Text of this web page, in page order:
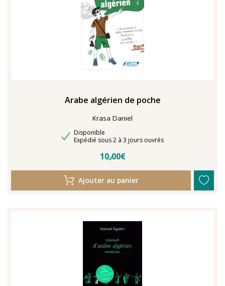
Arabe algérien de poche
Krasa Daniel
Disponibilité
Disponible
Délais de livraison
Expédié sous 2 à 3 jours ouvrés
10٫00€
Ajouter au panier